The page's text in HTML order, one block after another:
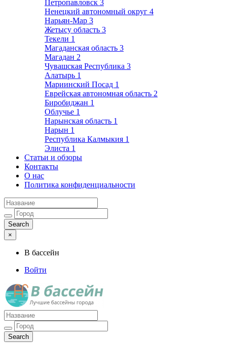
Петропавловск 3
Ненецкий автономный округ 4
Нарьян-Мар 3
Жетысу область 3
Текели 1
Магаданская область 3
Магадан 2
Чувашская Республика 3
Алатырь 1
Мариинский Посад 1
Еврейская автономная область 2
Биробиджан 1
Облучье 1
Нарынская область 1
Нарын 1
Республика Калмыкия 1
Элиста 1
Статьи и обзоры
Контакты
О нас
Политика конфиденциальности
×
В бассейн
Войти
Лучшие бассейны города